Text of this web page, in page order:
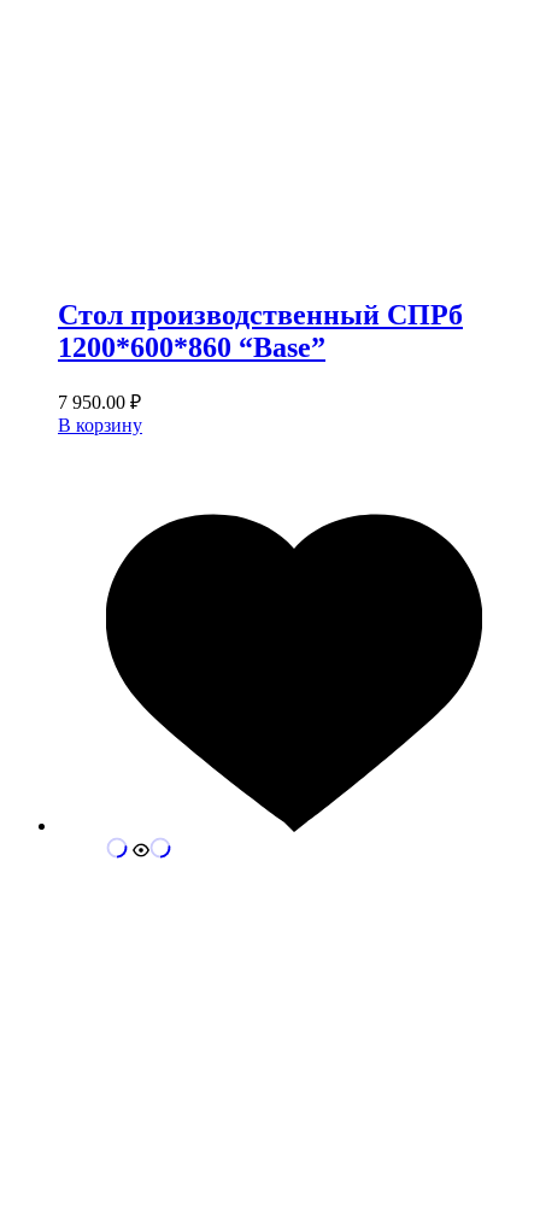
Стол производственный СПРб
1200*600*860 “Base”
7 950.00 ₽
В корзину